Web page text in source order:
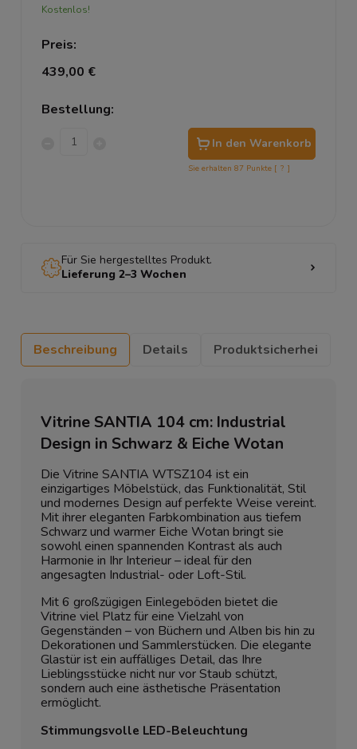
Kostenlos!
Preis:
439,00 €
Bestellung:
In den Warenkorb
Sie erhalten 87 Punkte [ ? ]
Für Sie hergestelltes Produkt.
Lieferung 2–3 Wochen
Beschreibung Details Produktsicherhei
Vitrine SANTIA 104 cm: Industrial
Design in Schwarz & Eiche Wotan
Die Vitrine SANTIA WTSZ104 ist ein
einzigartiges Möbelstück, das Funktionalität, Stil
und modernes Design auf perfekte Weise vereint.
Mit ihrer eleganten Farbkombination aus tiefem
Schwarz und warmer Eiche Wotan bringt sie
sowohl einen spannenden Kontrast als auch
Harmonie in Ihr Interieur – ideal für den
angesagten Industrial- oder Loft-Stil.
Mit 6 großzügigen Einlegeböden bietet die
Vitrine viel Platz für eine Vielzahl von
Gegenständen – von Büchern und Alben bis hin zu
Dekorationen und Sammlerstücken. Die elegante
Glastür ist ein auffälliges Detail, das Ihre
Lieblingsstücke nicht nur vor Staub schützt,
sondern auch eine ästhetische Präsentation
ermöglicht.
Stimmungsvolle LED-Beleuchtung